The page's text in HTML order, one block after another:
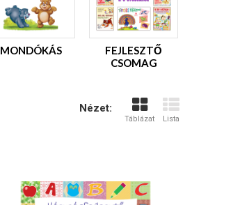
MONDÓKÁS
FEJLESZTŐ
CSOMAG
Nézet:
Táblázat Lista